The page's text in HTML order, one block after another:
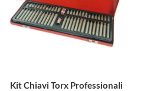
Kit Chiavi Torx Professionali